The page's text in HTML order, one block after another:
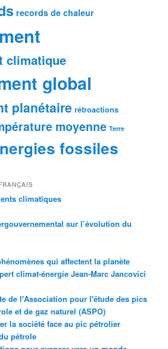
records de chaleur
climatique
global
planétaire rétroactions
moyenne Terre
fossiles
climatiques
sur l’évolution du
qui affectent la planète
climat-énergie Jean-Marc Jancovici
de l'Association pour l'étude des pics
et de gaz naturel (ASPO)
la société face au pic pétrolier
pétrole